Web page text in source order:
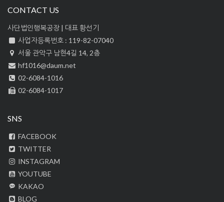
CONTACT US
사단법인행복공장 | 대표 황선기
사업자등록번호 : 119-82-07040
서울 관악구 남현4길 14, 2층
hf1016@daum.net
02-6084-1016
02-6084-1017
SNS
FACEBOOK
TWITTER
INSTAGRAM
YOUTUBE
KAKAO
BLOG